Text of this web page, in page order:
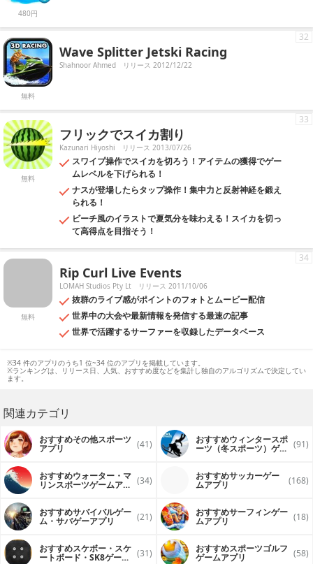
480円
無料
Wave Splitter Jetski Racing
Shahnoor Ahmed リリース 2012/12/22
32
無料
フリックでスイカ割り
Kazunari Hiyoshi リリース 2013/07/26
スワイプ操作でスイカを切ろう！アイテムの獲得でゲー
ムレベルを下げられる！
ナスが登場したらタップ操作！集中力と反射神経を鍛え
られる！
ビーチ風のイラストで夏気分を味わえる！スイカを切っ
て高得点を目指そう！
33
無料
Rip Curl Live Events
LOMAH Studios Pty Lt リリース 2011/10/06
抜群のライブ感がポイントのフォトとムービー配信
世界中の大会や最新情報を発信する最速の記事
世界で活躍するサーファーを収録したデータベース
34
※34 件のアプリのうち1 位~34 位のアプリを掲載しています。
※ランキングは、リリース日、人気、おすすめ度などを集計し独自のアルゴリズムで決定してい
ます。
関連カテゴリ
おすすめその他スポーツ
アプリ (41) おすすめウィンタースポ
ーツ（冬スポーツ）ゲー (91)
おすすめウォーター・マ
リンスポーツゲームアプ (34) おすすめサッカーゲー
ムアプリ (168)
おすすめサバイバルゲー
ム・サバゲーアプリ (21) おすすめサーフィンゲー
ムアプリ (18)
おすすめスケボー・スケ
ートボード・SK8ゲーム (31) おすすめスポーツゴルフ
ゲームアプリ (58)